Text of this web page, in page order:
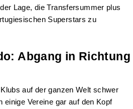
Lage, die Transfersummer plus
Superstars zu
Abgang in Richtung
auf der ganzen Welt schwer
einige Vereine gar auf den Kopf